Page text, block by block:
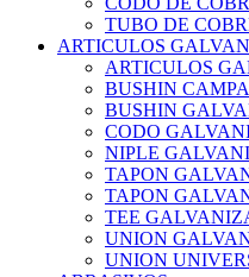
TUBO DE
ARTICULOS
ARTICULOS
BUSHIN
BUSHIN
CODO
NIPLE
TAPON
TAPON
TEE
UNION
UNION